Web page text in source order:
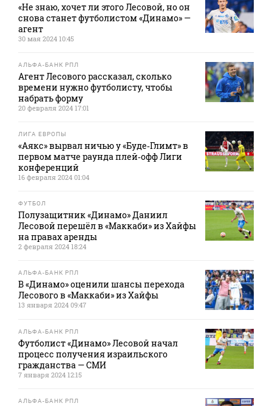
«Не знаю, хочет ли этого Лесовой, но он
снова станет футболистом «Динамо» —
агент
30 мая 2024 10:45
АЛЬФА-БАНК РПЛ
Агент Лесового рассказал, сколько
времени нужно футболисту, чтобы
набрать форму
20 февраля 2024 17:01
ЛИГА ЕВРОПЫ
«Аякс» вырвал ничью у «Буде‑Глимт» в
первом матче раунда плей‑офф Лиги
конференций
16 февраля 2024 01:04
ФУТБОЛ
Полузащитник «Динамо» Даниил
Лесовой перешёл в «Маккаби» из Хайфы
на правах аренды
2 февраля 2024 18:24
АЛЬФА-БАНК РПЛ
В «Динамо» оценили шансы перехода
Лесового в «Маккаби» из Хайфы
13 января 2024 09:47
АЛЬФА-БАНК РПЛ
Футболист «Динамо» Лесовой начал
процесс получения израильского
гражданства — СМИ
7 января 2024 12:15
АЛЬФА-БАНК РПЛ